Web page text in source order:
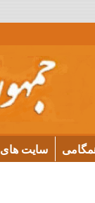
سایت های